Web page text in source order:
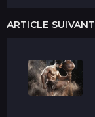
ARTICLE SUIVANT